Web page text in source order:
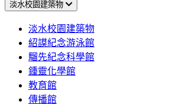
淡水校園建築物
淡水校園建築物
紹謨紀念游泳館
騮先紀念科學館
鍾靈化學館
教育館
傳播館